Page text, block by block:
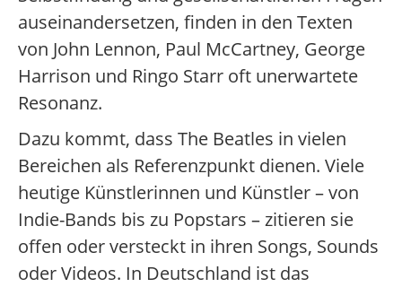
auseinandersetzen, finden in den Texten
von John Lennon, Paul McCartney, George
Harrison und Ringo Starr oft unerwartete
Resonanz.
Dazu kommt, dass The Beatles in vielen
Bereichen als Referenzpunkt dienen. Viele
heutige Künstlerinnen und Künstler – von
Indie-Bands bis zu Popstars – zitieren sie
offen oder versteckt in ihren Songs, Sounds
oder Videos. In Deutschland ist das